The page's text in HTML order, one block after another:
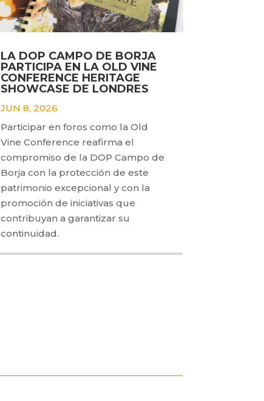
LA DOP CAMPO DE BORJA
PARTICIPA EN LA OLD VINE
CONFERENCE HERITAGE
SHOWCASE DE LONDRES
JUN 8, 2026
Participar en foros como la Old
Vine Conference reafirma el
compromiso de la DOP Campo de
Borja con la protección de este
patrimonio excepcional y con la
promoción de iniciativas que
contribuyan a garantizar su
continuidad.